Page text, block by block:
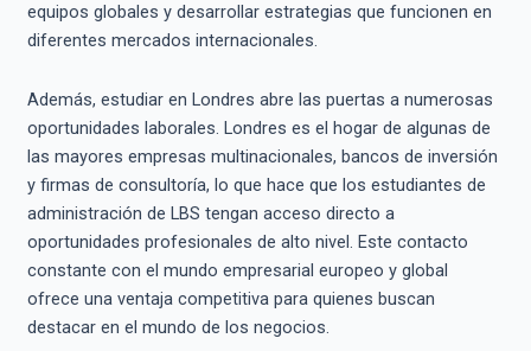
equipos globales y desarrollar estrategias que funcionen en
diferentes mercados internacionales.
Además, estudiar en Londres abre las puertas a numerosas
oportunidades laborales. Londres es el hogar de algunas de
las mayores empresas multinacionales, bancos de inversión
y firmas de consultoría, lo que hace que los estudiantes de
administración de LBS tengan acceso directo a
oportunidades profesionales de alto nivel. Este contacto
constante con el mundo empresarial europeo y global
ofrece una ventaja competitiva para quienes buscan
destacar en el mundo de los negocios.